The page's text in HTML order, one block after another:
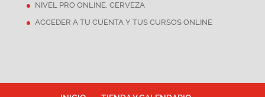
NIVEL PRO ONLINE. CERVEZA
ACCEDER A TU CUENTA Y TUS CURSOS ONLINE